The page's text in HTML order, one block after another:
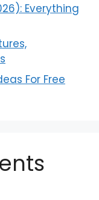
Everything
For Free